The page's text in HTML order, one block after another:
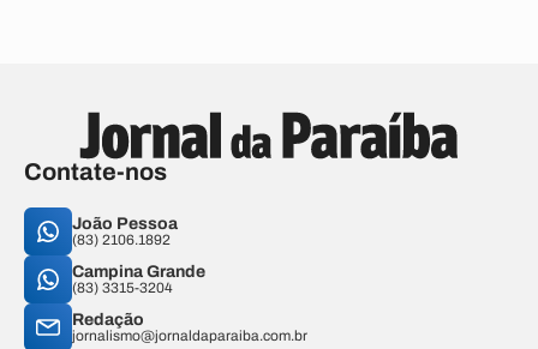
Contate-nos
João Pessoa
(83) 2106.1892
Campina Grande
(83) 3315-3204
Redação
jornalismo@jornaldaparaiba.com.br